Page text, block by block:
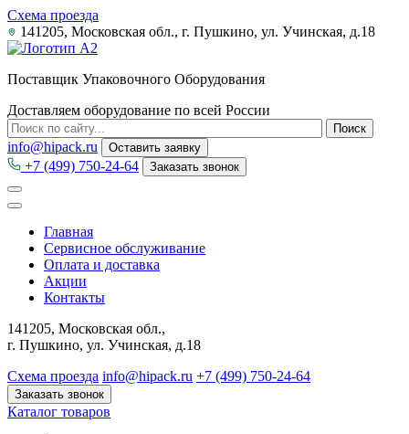
Схема проезда
141205, Московская обл., г. Пушкино, ул. Учинская, д.18
Поставщик Упаковочного Оборудования
Доставляем оборудование по всей России
info@hipack.ru Оставить заявку
+7 (499) 750-24-64 Заказать звонок
Главная
Сервисное обслуживание
Оплата и доставка
Акции
Контакты
141205, Московская обл.,
г. Пушкино, ул. Учинская, д.18
Схема проезда info@hipack.ru +7 (499) 750-24-64
Заказать звонок
Каталог товаров